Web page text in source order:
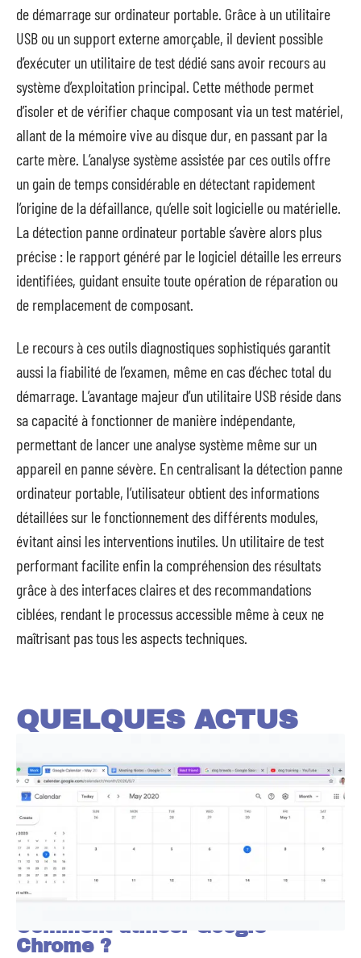
de démarrage sur ordinateur portable. Grâce à un utilitaire
USB ou un support externe amorçable, il devient possible
d’exécuter un utilitaire de test dédié sans avoir recours au
système d’exploitation principal. Cette méthode permet
d’isoler et de vérifier chaque composant via un test matériel,
allant de la mémoire vive au disque dur, en passant par la
carte mère. L’analyse système assistée par ces outils offre
un gain de temps considérable en détectant rapidement
l’origine de la défaillance, qu’elle soit logicielle ou matérielle.
La détection panne ordinateur portable s’avère alors plus
précise : le rapport généré par le logiciel détaille les erreurs
identifiées, guidant ensuite toute opération de réparation ou
de remplacement de composant.
Le recours à ces outils diagnostiques sophistiqués garantit
aussi la fiabilité de l’examen, même en cas d’échec total du
démarrage. L’avantage majeur d’un utilitaire USB réside dans
sa capacité à fonctionner de manière indépendante,
permettant de lancer une analyse système même sur un
appareil en panne sévère. En centralisant la détection panne
ordinateur portable, l’utilisateur obtient des informations
détaillées sur le fonctionnement des différents modules,
évitant ainsi les interventions inutiles. Un utilitaire de test
performant facilite enfin la compréhension des résultats
grâce à des interfaces claires et des recommandations
ciblées, rendant le processus accessible même à ceux ne
maîtrisant pas tous les aspects techniques.
QUELQUES ACTUS
Comment utiliser Google
Chrome ?